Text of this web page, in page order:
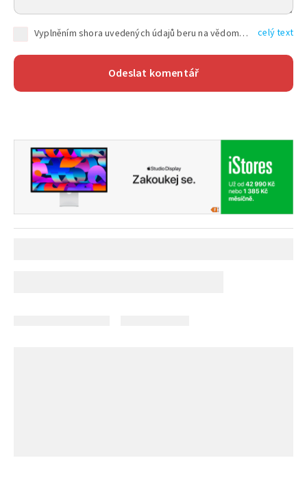
Vyplněním shora uvedených údajů beru na vědomí, že společnost TEXT FACTORY s.r.o., sídlem Brno, Durďákova 336/29, Černá Pole, PSČ: 613 00, IČ: 06157831, zapsané u Krajského soudu v Brně, oddíl C, vložka 100399, bude zpracovávat mé osobní údaje uvedené v rámci mnou vyplněného registračního formuláře na základě oprávněných zájmů TEXT FACTORY s.r.o. dle čl. 6 odst. 1 písm. f) GDPR a pro splnění právních povinností (čl. 6 odst. 1 písm. c) GDPR), a to pro tyto účely: nezbytnost zajistit oprávnění návštěvníka webových stránek provozovaných společností TEXT FACTORY s.r.o. přispívat aktivně ke zveřejněným článkům nebo v rámci diskusních fór a výkon práv TEXT FACTORY s.r.o. jako administrátora těchto diskusních fór. Více informací o zpracování osobních údajů a právech lze nalézt v celý text